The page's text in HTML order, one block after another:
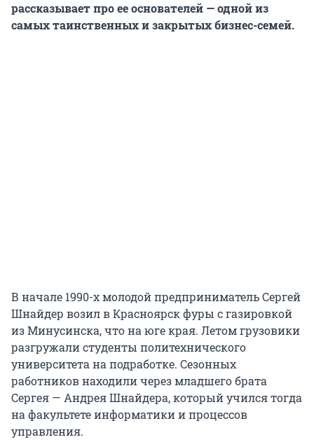
рассказывает про ее основателей — одной из
самых таинственных и закрытых бизнес-семей.
В начале 1990-х молодой предприниматель Сергей
Шнайдер возил в Красноярск фуры с газировкой
из Минусинска, что на юге края. Летом грузовики
разгружали студенты политехнического
университета на подработке. Сезонных
работников находили через младшего брата
Сергея — Андрея Шнайдера, который учился тогда
на факультете информатики и процессов
управления.